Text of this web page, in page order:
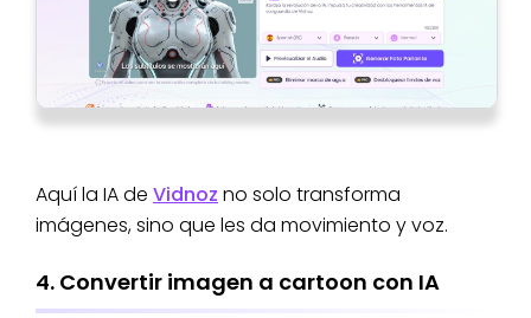
Aquí la IA de Vidnoz no solo transforma
imágenes, sino que les da movimiento y voz.
4. Convertir imagen a cartoon con IA